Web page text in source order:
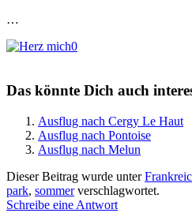
…
0
Das könnte Dich auch
Ausflug nach Cergy Le Haut
Ausflug nach Pontoise
Ausflug nach Melun
Dieser Beitrag wurde unter
park, sommerverschlagwortet.
Schreibe eine Antwort